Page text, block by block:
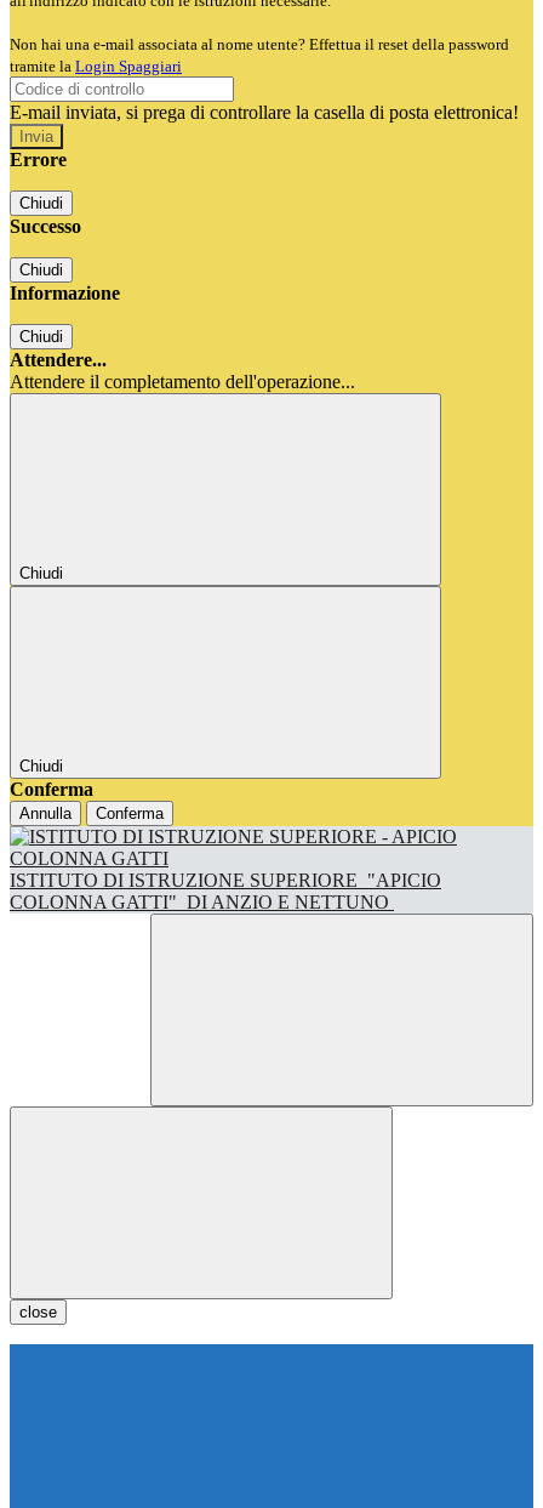
Non hai una e-mail associata al nome utente? Effettua il reset della password
tramite la Login Spaggiari
E-mail inviata, si prega di controllare la casella di posta elettronica!
Errore
Chiudi
Successo
Chiudi
Informazione
Chiudi
Attendere...
Attendere il completamento dell'operazione...
Chiudi
Chiudi
Conferma
Annulla Conferma
ISTITUTO DI ISTRUZIONE SUPERIORE "APICIO
COLONNA GATTI" DI ANZIO E NETTUNO
close